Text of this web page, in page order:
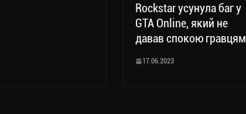
Rockstar усунула баг у
GTA Online, який не
давав спокою гравцям
17.06.2023